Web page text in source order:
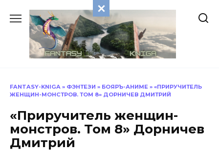
содержанию
FANTASY-KNIGA » ФЭНТЕЗИ » БОЯРЪ-АНИМЕ » «ПРИРУЧИТЕЛЬ
ЖЕНЩИН-МОНСТРОВ. ТОМ 8» ДОРНИЧЕВ ДМИТРИЙ
«Приручитель женщин-
монстров. Том 8» Дорничев
Дмитрий